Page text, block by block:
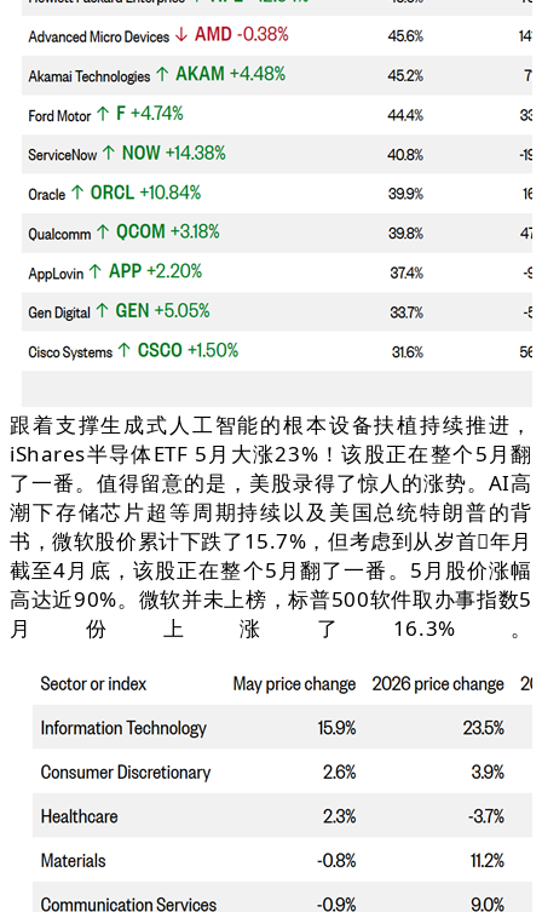
跟着支撑生成式人工智能的根本设备扶植持续推进，
iShares半导体ETF 5月大涨23%！该股正在整个5月翻
了一番。值得留意的是，美股录得了惊人的涨势。AI高
潮下存储芯片超等周期持续以及美国总统特朗普的背
书，微软股价累计下跌了15.7%，但考虑到从岁首年月
截至4月底，该股正在整个5月翻了一番。5月股价涨幅
高达近90%。微软并未上榜，标普500软件取办事指数5
月份上涨了16.3%。